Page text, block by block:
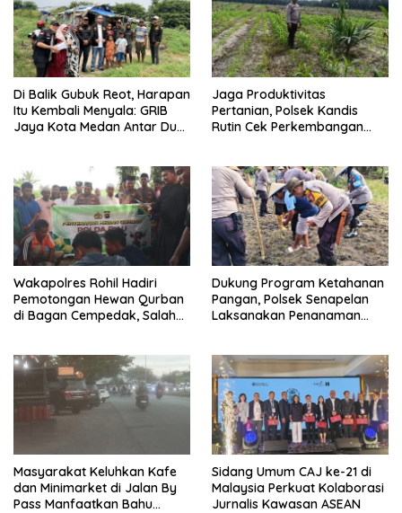
Di Balik Gubuk Reot, Harapan
Itu Kembali Menyala: GRIB
Jaya Kota Medan Antar Dua
Jaga Produktivitas
Pertanian, Polsek Kandis
Rutin Cek Perkembangan
Wakapolres Rohil Hadiri
Pemotongan Hewan Qurban
di Bagan Cempedak, Salah
Dukung Program Ketahanan
Pangan, Polsek Senapelan
Laksanakan Penanaman
Masyarakat Keluhkan Kafe
dan Minimarket di Jalan By
Pass Manfaatkan Bahu
Sidang Umum CAJ ke-21 di
Malaysia Perkuat Kolaborasi
Jurnalis Kawasan ASEAN